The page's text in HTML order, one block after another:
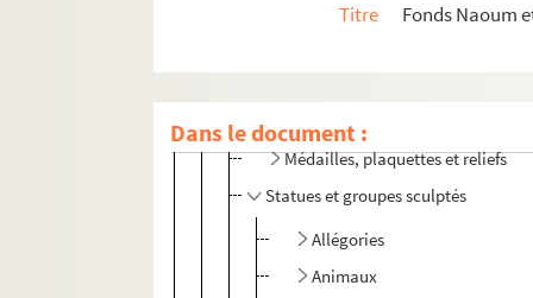
Titre
Fonds Naoum
Dans le document :
Sculptures de Naoum Aronson
Médailles, plaquettes et reliefs
Statues et groupes sculptés
Allégories
Animaux